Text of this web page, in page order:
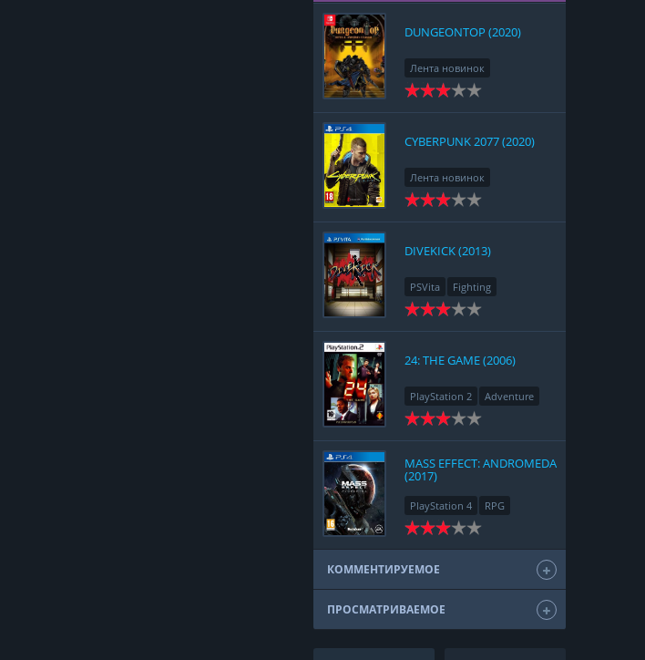
DUNGEONTOP (2020)
Лента новинок
Nintendo Switch
CYBERPUNK 2077 (2020)
Лента новинок
PlayStation 4
DIVEKICK (2013)
PSVita Fighting
24: THE GAME (2006)
PlayStation 2 Adventure
MASS EFFECT: ANDROMEDA
(2017)
PlayStation 4 RPG
КОММЕНТИРУЕМОЕ
ПРОСМАТРИВАЕМОЕ